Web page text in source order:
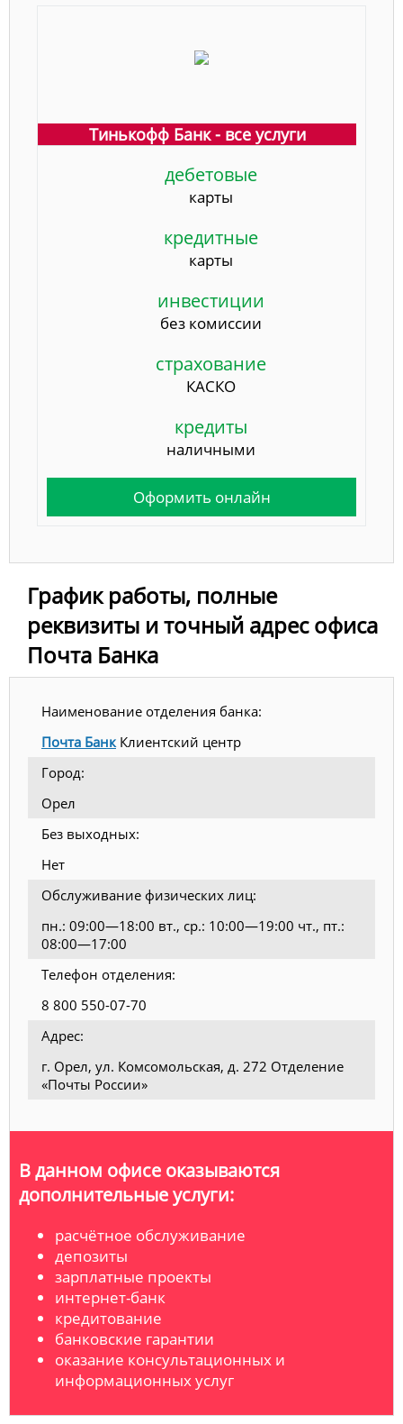
Тинькофф Банк - все услуги
дебетовые
карты
кредитные
карты
инвестиции
без комиссии
страхование
КАСКО
кредиты
наличными
Оформить онлайн
График работы, полные
реквизиты и точный адрес офиса
Почта Банка
Наименование отделения банка:
Почта БанкКлиентский центр
Город:
Орел
Без выходных:
Нет
Обслуживание физических лиц:
пн.: 09:00—18:00 вт., ср.: 10:00—19:00 чт., пт.:
08:00—17:00
Телефон отделения:
8 800 550-07-70
Адрес:
г. Орел, ул. Комсомольская, д. 272 Отделение
«Почты России»
В данном офисе оказываются
дополнительные услуги:
расчётное обслуживание
депозиты
зарплатные проекты
интернет-банк
кредитование
банковские гарантии
оказание консультационных и
информационных услуг